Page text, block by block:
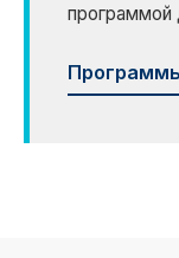
программой